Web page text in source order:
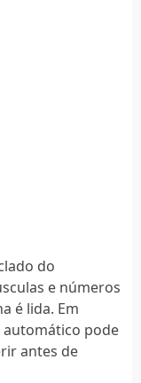
do
e números
é lida. Em
pode
antes de